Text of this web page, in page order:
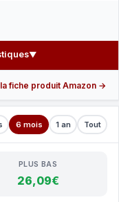
▼
fiche produit Amazon →
6 mois 1 an Tout
PLUS BAS
26,09€